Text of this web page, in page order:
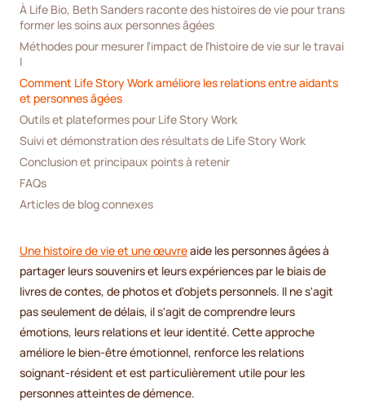
À Life Bio, Beth Sanders raconte des histoires de vie pour trans
former les soins aux personnes âgées
Méthodes pour mesurer l'impact de l'histoire de vie sur le travai
l
Comment Life Story Work améliore les relations entre aidants
et personnes âgées
Outils et plateformes pour Life Story Work
Suivi et démonstration des résultats de Life Story Work
Conclusion et principaux points à retenir
FAQs
Articles de blog connexes
Une histoire de vie et une œuvreaide les personnes âgées à
partager leurs souvenirs et leurs expériences par le biais de
livres de contes, de photos et d'objets personnels. Il ne s'agit
pas seulement de délais, il s'agit de comprendre leurs
émotions, leurs relations et leur identité. Cette approche
améliore le bien-être émotionnel, renforce les relations
soignant-résident et est particulièrement utile pour les
personnes atteintes de démence.